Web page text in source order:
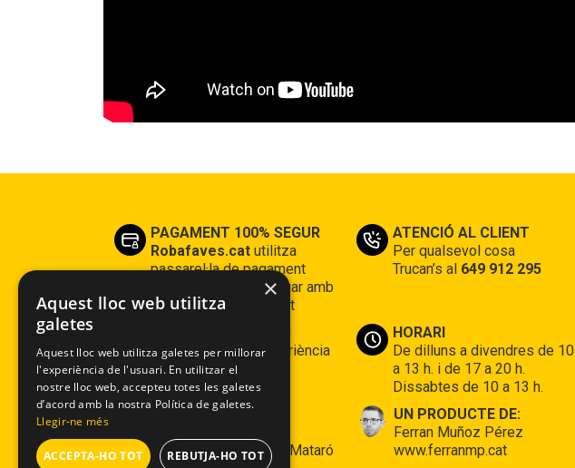
PAGAMENT 100% SEGUR
Robafaves.cat utilitza
passarel·la de pagament
segura, on podràs pagar amb
la teva tarjeta de crèdit
ATENCIÓ AL CLIENT
Per qualsevol cosa
Trucan’s al 649 912 295
CLIENTS CONTENTS
Tenim 16 anys d’experiència
HORARI
De dilluns a divendres de 10
a 13 h. i de 17 a 20 h.
Dissabtes de 10 a 13 h.
On estem
Montserrat 7 - 08302 Mataró
UN PRODUCTE DE:
Ferran Muñoz Pérez
www.ferranmp.cat
×
Aquest lloc web utilitza
galetes
Aquest lloc web utilitza galetes per millorar
l'experiència de l'usuari. En utilitzar el
nostre lloc web, accepteu totes les galetes
d’acord amb la nostra Política de galetes.
Llegir-ne més
ACCEPTA-HO TOT REBUTJA-HO TOT